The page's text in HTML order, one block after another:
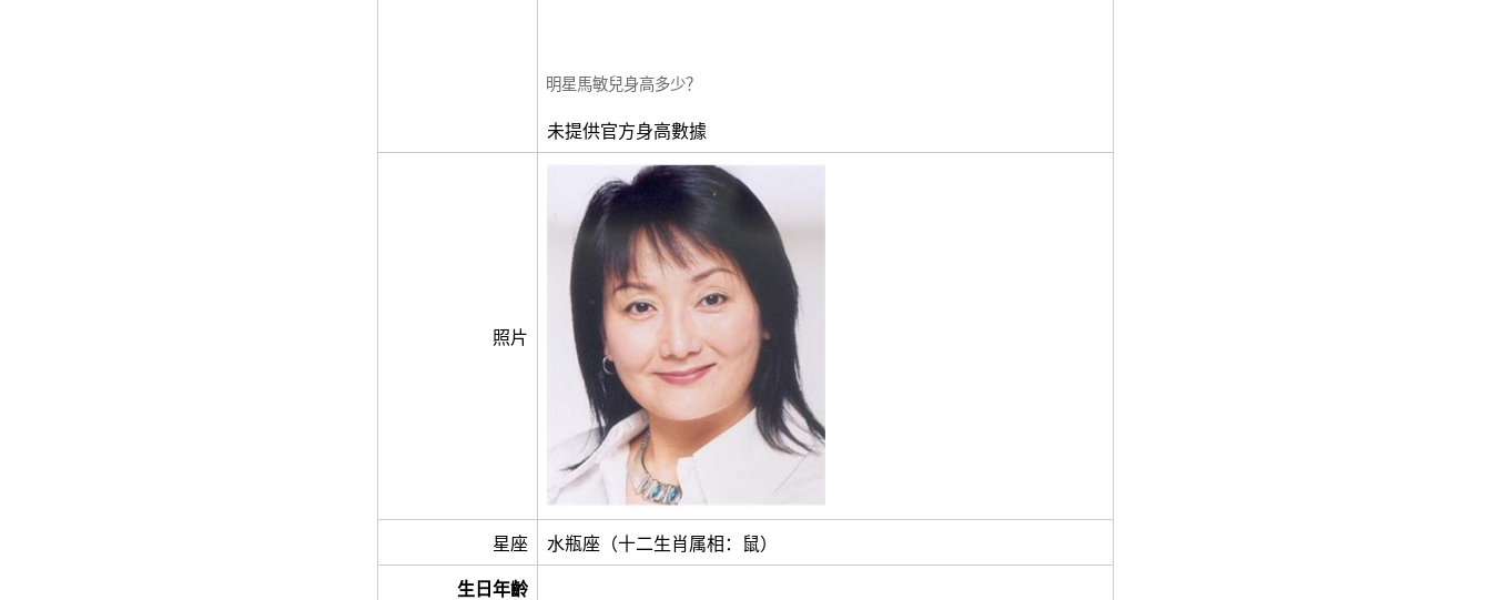
明星馬敏兒身高多少？
未提供官方身高數據
照片
星座 水瓶座（十二生肖属相：鼠）
生日年齡